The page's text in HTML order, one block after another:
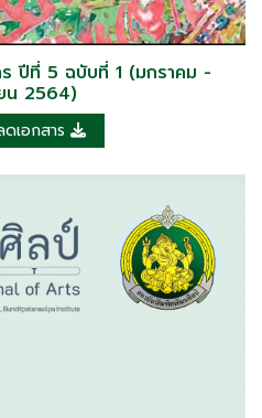
ปีที่ 5 ฉบับที่ 1 (มกราคม -
น 2564)
เอกสาร